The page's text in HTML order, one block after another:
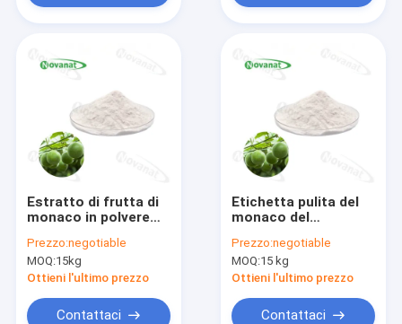
Prodotti
Video
Circa noi
Contattici
Richieda una citazione
Estratto di frutta di
monaco in polvere
V/solubile in
acqua/dolcificante
naturale/etichetta
Prezzo:negotiable
MOQ:15kg
Ottieni l'ultimo prezzo
Contattaci
Etichetta pulita del
monaco del
solubile in acqua di
Fruit Extract Powder
50% Mogroside V
Prezzo:negotiable
MOQ:15 kg
Ottieni l'ultimo prezzo
Contattaci